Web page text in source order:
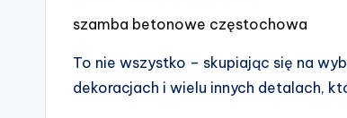
szamba betonowe częstochowa
To nie wszystko – skupiając się na
dekoracjach i wielu innych detalach,